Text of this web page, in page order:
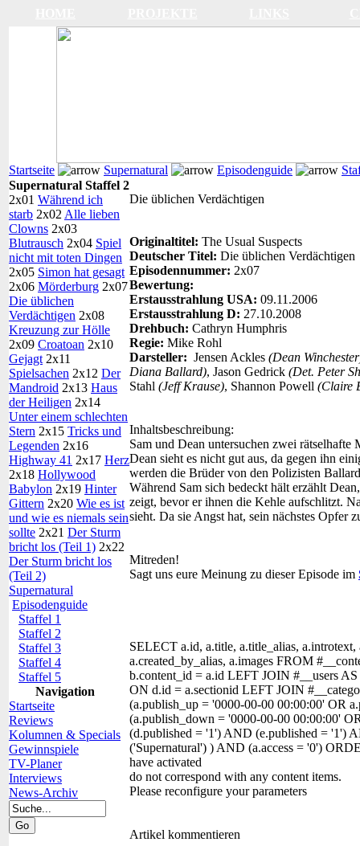
Startseite Supernatural Episodenguide
Supernatural Staffel 2
2x01 Während ich
starb 2x02 Alle lieben
Clowns 2x03
Blutrausch 2x04 Spiel
nicht mit toten Dingen
2x05 Simon hat gesagt
2x06 Mörderburg 2x07
Die üblichen
Verdächtigen 2x08
Kreuzung zur Hölle
2x09 Croatoan 2x10
Gejagt 2x11
Spielsachen 2x12 Der
Mandroid 2x13 Haus
der Heiligen 2x14
Unter einem schlechten
Stern 2x15 Tricks und
Legenden 2x16
Highway 41 2x17 Herz
2x18 Hollywood
Babylon 2x19 Hinter
Gittern 2x20 Wie es ist
und wie es niemals sein
sollte 2x21 Der Sturm
bricht los (Teil 1) 2x22
Der Sturm bricht los
(Teil 2)
Supernatural
Episodenguide
Staffel 1
Staffel 2
Staffel 3
Staffel 4
Staffel 5
Navigation
Startseite
Reviews
Kolumnen & Specials
Gewinnspiele
TV-Planer
Interviews
News-Archiv
Die üblichen Verdächtigen
Originaltitel: The Usual Suspects
Deutscher Titel: Die üblichen Verdächtigen
Episodennummer: 2x07
Bewertung:
Erstausstrahlung USA: 09.11.2006
Erstausstrahlung D: 27.10.2008
Drehbuch: Cathryn Humphris
Regie: Mike Rohl
Darsteller: Jensen Ackles (Dean
Diana Ballard), Jason Gedrick (Det. Peter
Stahl (Jeff Krause), Shannon Powell (Claire
Inhaltsbeschreibung:
Sam und Dean untersuchen zwei
Dean sieht es nicht gut aus, da gegen ihn
werden die Brüder von den Polizisten
Während Sam sich bedeckt hält erzählt
zeigt, bevor er ihnen die Kehle aufschlitzt.
sieht. Da sie Angst hat, sein nächstes Opfer
Mitreden!
Sagt uns eure Meinung zu dieser Episode im
SELECT a.id, a.title, a.title_alias, a.introtext,
a.created_by_alias, a.images FROM
b.content_id = a.id LEFT JOIN #__users
ON d.id = a.sectionid LEFT JOIN
(a.publish_up = '0000-00-00 00:00:00' OR
(a.publish_down = '0000-00-00 00:00:00'
(d.published = '1') AND (e.published = '1')
('Supernatural') ) AND (a.access = '0')
have activated
do not correspond with any content items.
Please reconfigure your parameters
Artikel kommentieren